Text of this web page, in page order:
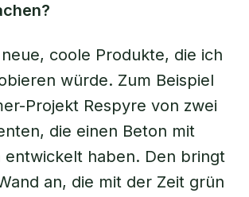
coole Produkte, die ich
würde. Zum Beispiel
Projekt Respyre von zwei
die einen Beton mit
entwickelt haben. Den bringt
an, die mit der Zeit grün